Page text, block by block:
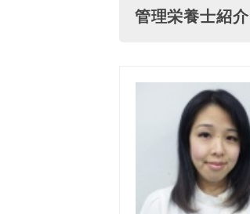
管理栄養士紹介